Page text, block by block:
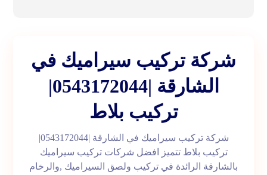
شركة تركيب سيراميك في
الشارقة |0543172044|
تركيب بلاط
شركة تركيب سيراميك في الشارقة |0543172044|
تركيب بلاط تتميز افضل شركات تركيب سيراميك
بالشارقة الرائدة في تركيب ولصق السيراميك ,والرخام